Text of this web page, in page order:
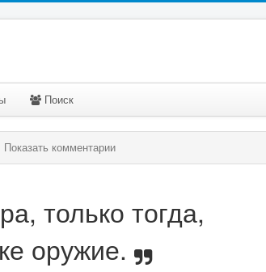
Поиск
Показать комментарии
только тогда,
оружие.